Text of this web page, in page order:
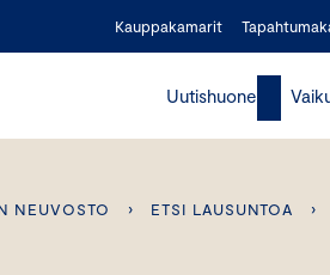
Kauppakamarit
Uutishuone
NEUVOSTO › ETSI LAUSUNTOA ›